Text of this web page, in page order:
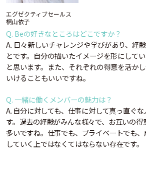
エグゼクティブセールス
桐山依子
Q. Beの好きなところはどこですか？
A. 日々新しいチャレンジや学びがあり、経
とです。自分の描いたイメージを形にして
と思います。また、それぞれの得意を活か
いけることもいいですね。
Q. 一緒に働くメンバーの魅力は？
A. 自分に対しても、仕事に対して真っ直ぐ
す。過去の経験がみんな様々で、お互いの
多いですね。仕事でも、プライベートでも
していく上ではなくてはならない存在です。